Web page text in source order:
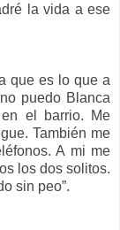
la vida a ese
que es lo que a
puedo Blanca
el barrio. Me
También me
A mi me
los dos solitos.
sin peo”.